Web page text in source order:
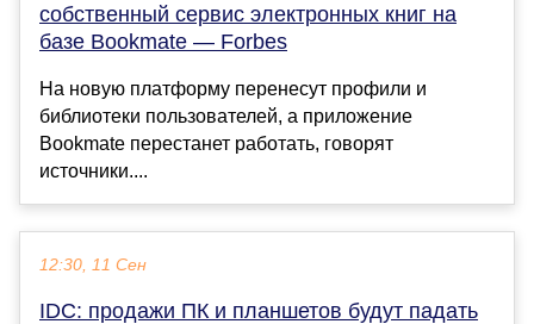
собственный сервис электронных книг на
базе Bookmate — Forbes
На новую платформу перенесут профили и
библиотеки пользователей, а приложение
Bookmate перестанет работать, говорят
источники....
12:30, 11 Сен
IDC: продажи ПК и планшетов будут падать